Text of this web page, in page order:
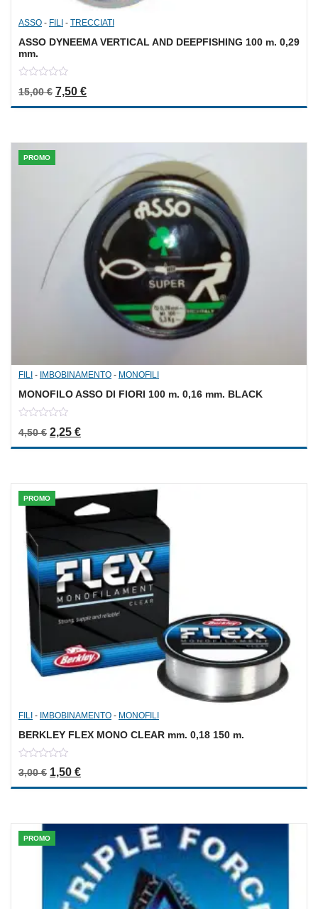
ASSO - FILI - TRECCIATI
ASSO DYNEEMA VERTICAL AND DEEPFISHING 100 m. 0,29
mm.
out
of
15,00€ Il prezzo originale era: 15,00 €.
7,50 €Il prezzo attuale è: 7,50 €.
PROMO
FILI - IMBOBINAMENTO - MONOFILI
MONOFILO ASSO DI FIORI 100 m. 0,16 mm. BLACK
out
4,50€ Il prezzo originale era: 4,50 €.
2,25 €Il prezzo attuale è: 2,25 €.
PROMO
FILI - IMBOBINAMENTO - MONOFILI
BERKLEY FLEX MONO CLEAR mm. 0,18 150 m.
out
of
3,00€ Il prezzo originale era: 3,00 €.
1,50 €Il prezzo attuale è: 1,50 €.
PROMO